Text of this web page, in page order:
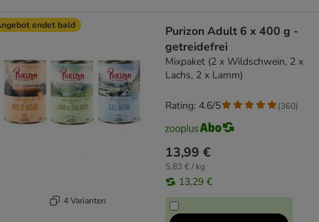
endet bald
4 Varianten
Purizon Adult 6 x 400 g -
getreidefrei
Mixpaket (2 x Wildschwein, 2 x
Lachs, 2 x Lamm)
13,99 €
5,83 € / kg
13,29 €
Rating: 4.6/5 (360)